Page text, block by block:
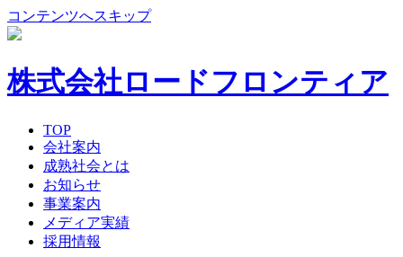
コンテンツへスキップ
株式会社ロードフロンティア
TOP
会社案内
成熟社会とは
お知らせ
事業案内
メディア実績
採用情報